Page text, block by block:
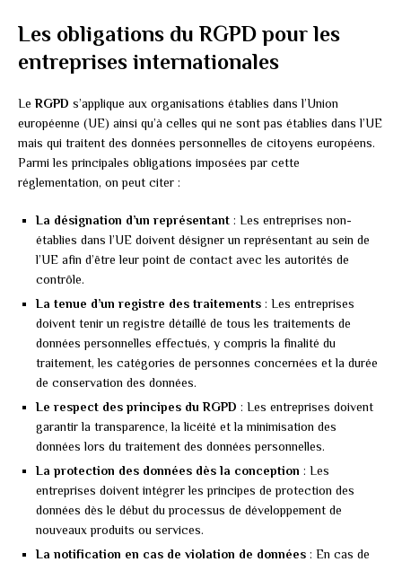
Les obligations du RGPD pour les
entreprises internationales
LeRGPD s’applique aux organisations établies dans l’Union
européenne (UE) ainsi qu’à celles qui ne sont pas établies dans l’UE
mais qui traitent des données personnelles de citoyens européens.
Parmi les principales obligations imposées par cette
réglementation, on peut citer :
La désignation d’un représentant : Les entreprises non-
établies dans l’UE doivent désigner un représentant au sein de
l’UE afin d’être leur point de contact avec les autorités de
contrôle.
La tenue d’un registre des traitements : Les entreprises
doivent tenir un registre détaillé de tous les traitements de
données personnelles effectués, y compris la finalité du
traitement, les catégories de personnes concernées et la durée
de conservation des données.
Le respect des principes du RGPD : Les entreprises doivent
garantir la transparence, la licéité et la minimisation des
données lors du traitement des données personnelles.
La protection des données dès la conception : Les
entreprises doivent intégrer les principes de protection des
données dès le début du processus de développement de
nouveaux produits ou services.
La notification en cas de violation de données : En cas de